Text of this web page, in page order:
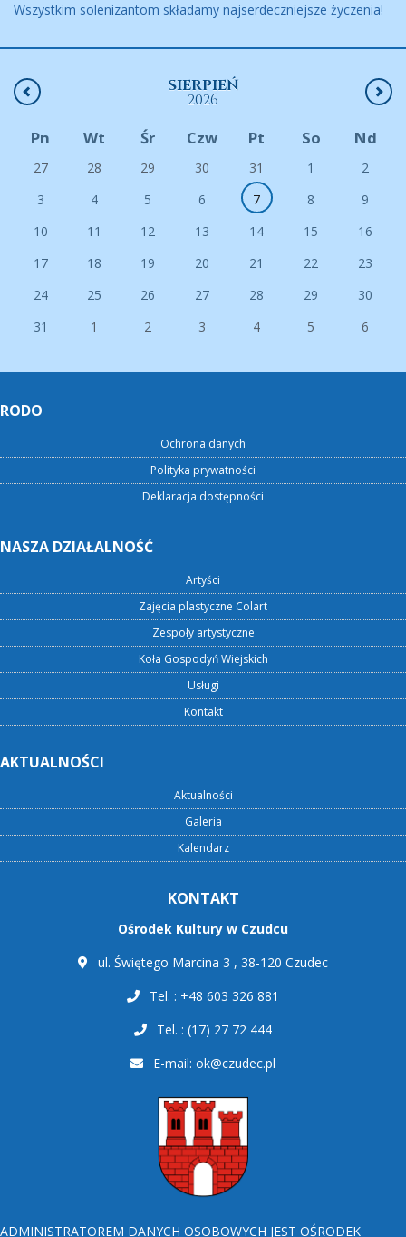
Wszystkim solenizantom składamy najserdeczniejsze życzenia!
SIERPIEŃ
2026
Pn Wt Śr Czw Pt So Nd
27 28 29 30 31 1
2
3
4 5 6 7 8
9
10
11 12 13 14 15
16
17
18 19 20 21 22
23
24
25 26 27 28 29
30
31
1 2 3 4 5 6
RODO
Ochrona danych
Polityka prywatności
Deklaracja dostępności
NASZA DZIAŁALNOŚĆ
Artyści
Zajęcia plastyczne Colart
Zespoły artystyczne
Koła Gospodyń Wiejskich
Usługi
Kontakt
AKTUALNOŚCI
Aktualności
Galeria
Kalendarz
KONTAKT
Ośrodek Kultury w Czudcu
ul. Świętego Marcina 3 , 38-120 Czudec
Tel. : +48 603 326 881
Tel. : (17) 27 72 444
E-mail: ok@czudec.pl
ADMINISTRATOREM DANYCH OSOBOWYCH JEST OŚRODEK